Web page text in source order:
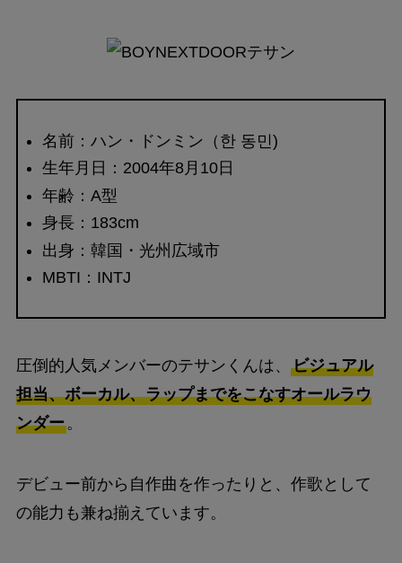
名前：ハン・ドンミン（한 동민)
生年月日：2004年8月10日
年齢：A型
身長：183cm
出身：韓国・光州広域市
MBTI：INTJ
圧倒的人気メンバーのテサンくんは、 ビジュアル
担当、ボーカル、ラップまでをこなすオールラウ
ンダー。
デビュー前から自作曲を作ったりと、作歌として
の能力も兼ね揃えています。